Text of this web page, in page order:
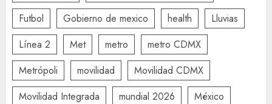
Futbol
Gobierno de mexico health
Lluvias
Línea 2
Met metro
metro CDMX
Metrópoli
movilidad
Movilidad CDMX
Movilidad Integrada
mundial 2026
México